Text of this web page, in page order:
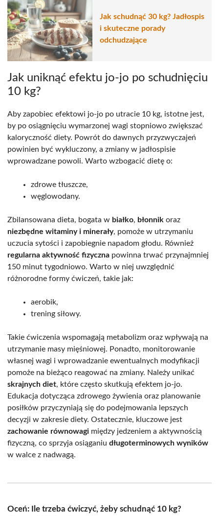
Jak schudnąć 30 kg? Jadłospis
i skuteczne porady
odchudzające
Jak uniknąć efektu jo-jo po schudnięciu
10 kg?
Aby zapobiec efektowi jo-jo po utracie 10 kg, istotne jest,
by po osiągnięciu wymarzonej wagi stopniowo zwiększać
kaloryczność diety. Powrót do dawnych przyzwyczajeń
powinien być wykluczony, a zmiany w jadłospisie
wprowadzane powoli. Warto wzbogacić dietę o:
zdrowe tłuszcze,
węglowodany.
Zbilansowana dieta, bogata w białko, błonnik oraz
niezbędne witaminy i minerały, pomoże w utrzymaniu
uczucia sytości i zapobiegnie napadom głodu. Również
regularna aktywność fizyczna powinna trwać przynajmniej
150 minut tygodniowo. Warto w niej uwzględnić
różnorodne formy ćwiczeń, takie jak:
aerobik,
trening siłowy.
Takie ćwiczenia wspomagają metabolizm oraz wpływają na
utrzymanie masy mięśniowej. Ponadto, monitorowanie
własnej wagi i wprowadzanie ewentualnych modyfikacji
pomoże na bieżąco reagować na zmiany. Należy unikać
skrajnych diet, które często skutkują efektem jo-jo.
Edukacja dotycząca zdrowego żywienia oraz planowanie
posiłków przyczyniają się do podejmowania lepszych
decyzji w zakresie diety. Ostatecznie, kluczowe jest
zachowanie równowagi między jedzeniem a aktywnością
fizyczną, co sprzyja osiąganiu długoterminowych wyników
w walce z nadwagą.
Oceń: Ile trzeba ćwiczyć, żeby schudnąć 10 kg?